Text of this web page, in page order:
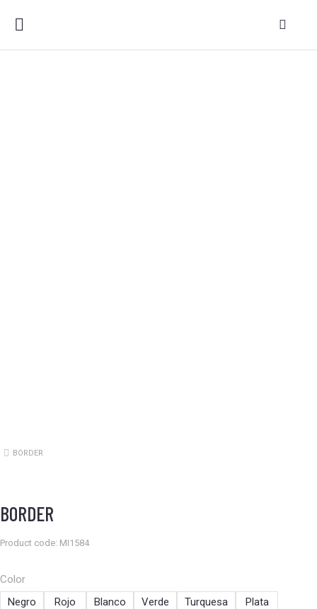
Estás aquí:
BORDER
BORDER
Product code: MI1584
Color
Negro
Rojo Blanco Verde Turquesa
Plata